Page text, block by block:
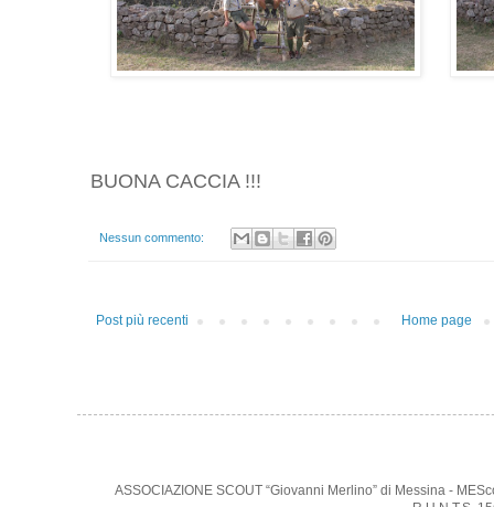
BUONA CACCIA !!!
Nessun commento:
Post più recenti Home page
ASSOCIAZIONE SCOUT “Giovanni Merlino” di Messina -